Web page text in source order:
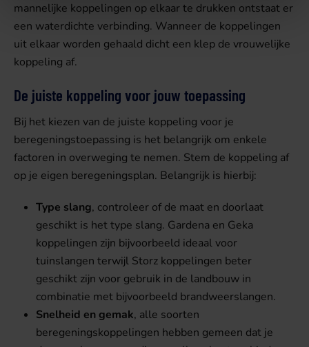
mannelijke koppelingen op elkaar te drukken ontstaat er
een waterdichte verbinding. Wanneer de koppelingen
uit elkaar worden gehaald dicht een klep de vrouwelijke
koppeling af.
De juiste koppeling voor jouw toepassing
Bij het kiezen van de juiste koppeling voor je
beregeningstoepassing is het belangrijk om enkele
factoren in overweging te nemen. Stem de koppeling af
op je eigen beregeningsplan. Belangrijk is hierbij:
Type slang, controleer of de maat en doorlaat
geschikt is het type slang. Gardena en Geka
koppelingen zijn bijvoorbeeld ideaal voor
tuinslangen terwijl Storz koppelingen beter
geschikt zijn voor gebruik in de landbouw in
combinatie met bijvoorbeeld brandweerslangen.
Snelheid en gemak, alle soorten
beregeningskoppelingen hebben gemeen dat je